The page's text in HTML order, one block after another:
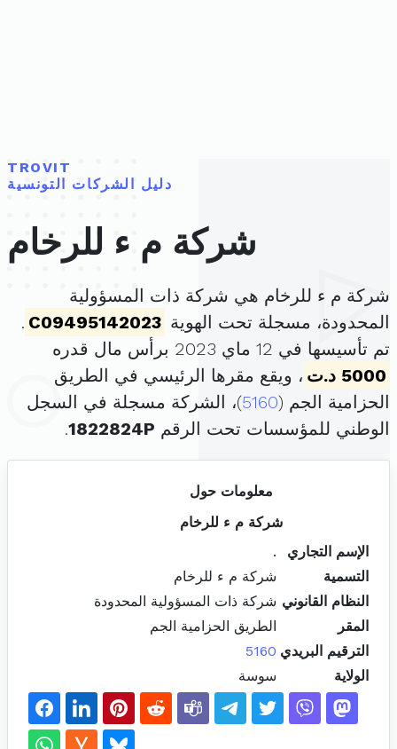
TROVIT
دليل الشركات التونسية
شركة م ء للرخام
شركة م ء للرخام هي شركة ذات المسؤولية
المحدودة، مسجلة تحت الهوية C09495142023
.
تم تأسيسها في 12 ماي 2023 برأس مال قدره
5000 د.ت
، ويقع مقرها الرئيسي في الطريق
الحزامية الجم (5160)، الشركة مسجلة في السجل
الوطني للمؤسسات تحت الرقم 1822824P
.
معلومات حول
شركة م ء للرخام
الإسم التجاري
.
التسمية
شركة م ء للرخام
النظام القانوني شركة ذات المسؤولية المحدودة
المقر
الطريق الحزامية الجم
الترقيم البريدي 5160
الولاية
سوسة